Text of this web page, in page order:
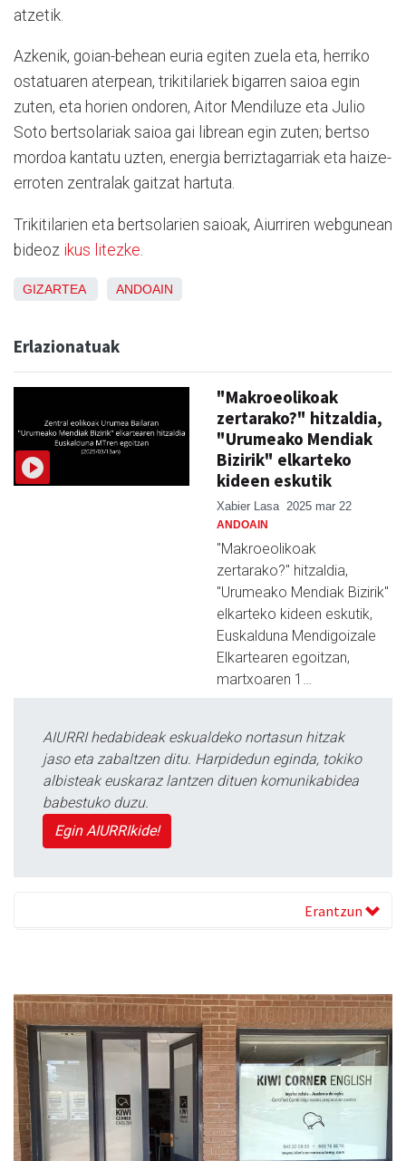
atzetik.
Azkenik, goian-behean euria egiten zuela eta, herriko
ostatuaren aterpean, trikitilariek bigarren saioa egin
zuten, eta horien ondoren, Aitor Mendiluze eta Julio
Soto bertsolariak saioa gai librean egin zuten; bertso
mordoa kantatu uzten, energia berriztagarriak eta haize-
erroten zentralak gaitzat hartuta.
Trikitilarien eta bertsolarien saioak, Aiurriren webgunean
bideoz ikus litezke
GIZARTEA ANDOAIN
Erlazionatuak
"Makroeolikoak
zertarako?" hitzaldia,
"Urumeako Mendiak
Bizirik" elkarteko
kideen eskutik
Xabier Lasa 2025 mar 22
ANDOAIN
"Makroeolikoak
zertarako?" hitzaldia,
"Urumeako Mendiak Bizirik"
elkarteko kideen eskutik,
Euskalduna Mendigoizale
Elkartearen egoitzan,
martxoaren 1…
AIURRI hedabideak eskualdeko nortasun hitzak
jaso eta zabaltzen ditu. Harpidedun eginda, tokiko
albisteak euskaraz lantzen dituen komunikabidea
babestuko duzu.
Egin AIURRIkide!
Erantzun